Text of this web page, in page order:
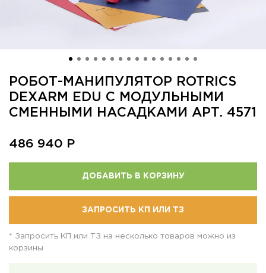
РОБОТ-МАНИПУЛЯТОР ROTRICS
DEXARM EDU С МОДУЛЬНЫМИ
СМЕННЫМИ НАСАДКАМИ АРТ. 4571
486 940 Р
ДОБАВИТЬ В КОРЗИНУ
ЗАПРОСИТЬ КП ИЛИ ТЗ
* Запросить КП или ТЗ на несколько товаров можно из
корзины